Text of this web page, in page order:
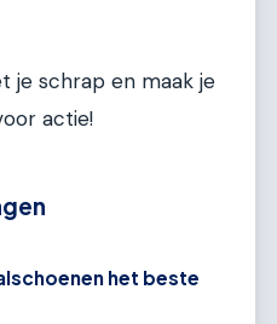
je schrap en maak je
actie!
het beste